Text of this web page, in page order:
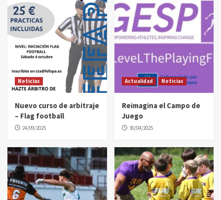
Noticias
Nuevo curso de arbitraje
– Flag football
24/09/2025
Actualidad Noticias
Reimagina el Campo de
Juego
30/04/2025